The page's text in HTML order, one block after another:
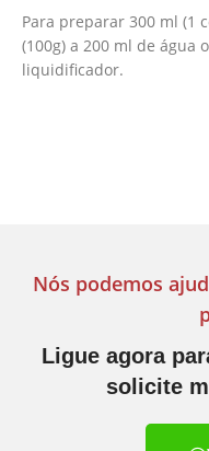
Para preparar 300 ml (1
(100g) a 200 ml de água
liquidificador.
Nós podemos
Ligue agora
solicite